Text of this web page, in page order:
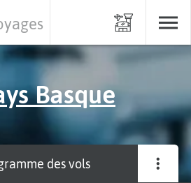
Basque
des vols